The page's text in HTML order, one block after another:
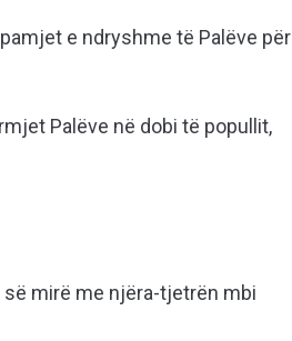
e ndryshme të Palëve për
Palëve në dobi të popullit,
mirë me njëra-tjetrën mbi